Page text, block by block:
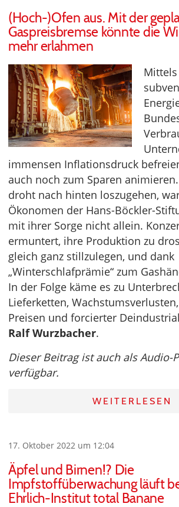
(Hoch-)Ofen aus. Mit der
Gaspreisbremse könnte die
mehr erlahmen
Mittels
immensen Inflationsdruck
auch noch zum Sparen
droht nach hinten loszugehen,
Ökonomen der Hans-Böckler-
mit ihrer Sorge nicht allein.
ermuntert, ihre Produktion zu
gleich ganz stillzulegen, und dank
„Winterschlafprämie“ zum
In der Folge käme es zu
Lieferketten,
Preisen und forcierter
Ralf Wurzbacher.
Dieser Beitrag ist auch als Audio-
verfügbar.
WEITERLESEN
17. Oktober 2022 um 12:04
Äpfel und Birnen!? Die
Impfstoffüberwachung läuft
Ehrlich-Institut total Banane